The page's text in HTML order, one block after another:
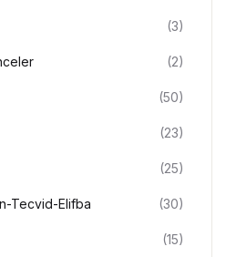
(3)
(2)
(50)
(23)
(25)
Tecvid-Elifba (30)
(15)